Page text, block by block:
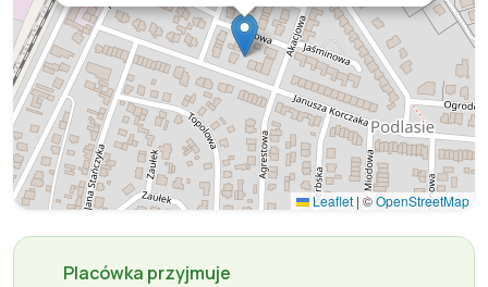
Leaflet | ©OpenStreetMap
Placówka przyjmuje